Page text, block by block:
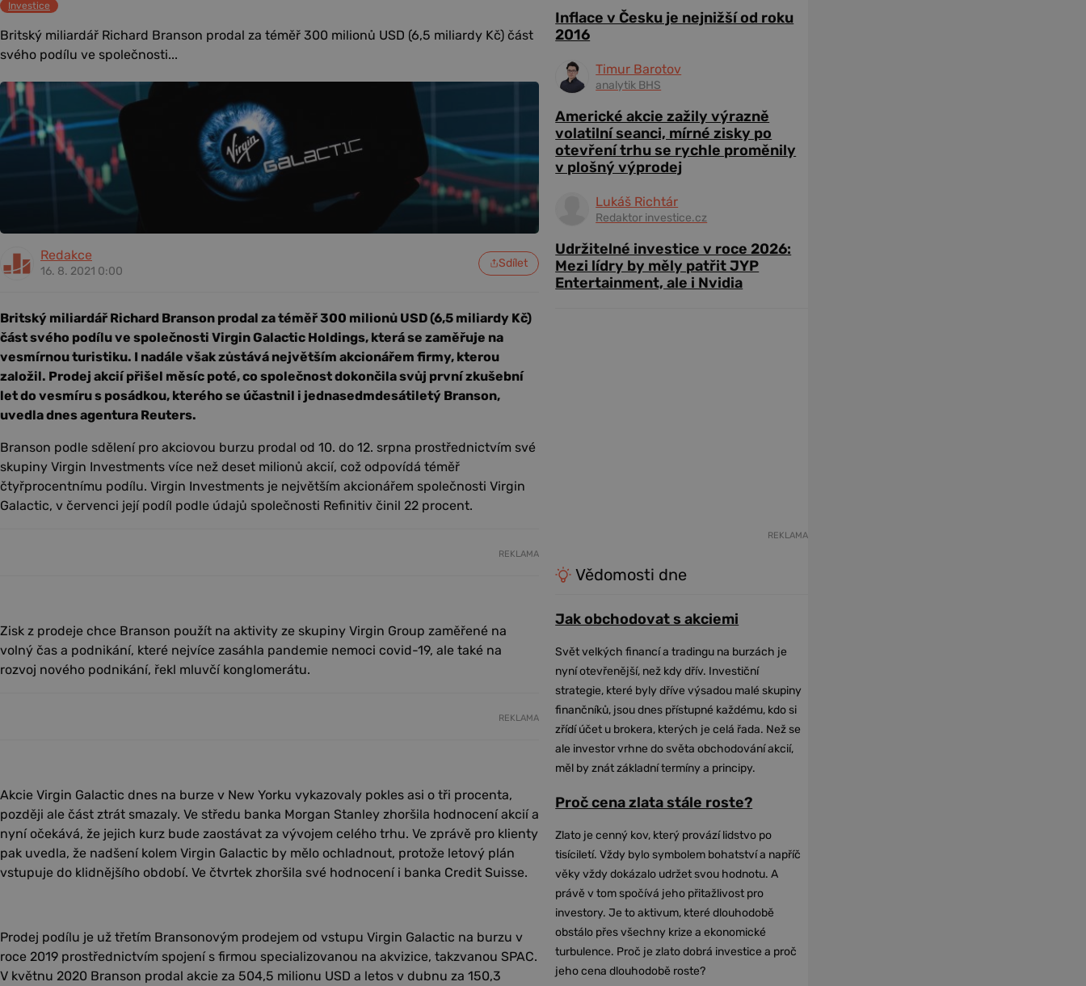
Investice
Britský miliardář Richard Branson prodal za téměř 300 milionů USD (6,5 miliardy Kč) část
svého podílu ve společnosti...
Redakce
16. 8. 2021 0:00
Sdílet
Britský miliardář Richard Branson prodal za téměř 300 milionů USD (6,5 miliardy Kč)
část svého podílu ve společnosti Virgin Galactic Holdings, která se zaměřuje na
vesmírnou turistiku. I nadále však zůstává největším akcionářem firmy, kterou
založil. Prodej akcií přišel měsíc poté, co společnost dokončila svůj první zkušební
let do vesmíru s posádkou, kterého se účastnil i jednasedmdesátiletý Branson,
uvedla dnes agentura Reuters.
Branson podle sdělení pro akciovou burzu prodal od 10. do 12. srpna prostřednictvím své
skupiny Virgin Investments více než deset milionů akcií, což odpovídá téměř
čtyřprocentnímu podílu. Virgin Investments je největším akcionářem společnosti Virgin
Galactic, v červenci její podíl podle údajů společnosti Refinitiv činil 22 procent.
REKLAMA
Zisk z prodeje chce Branson použít na aktivity ze skupiny Virgin Group zaměřené na
volný čas a podnikání, které nejvíce zasáhla pandemie nemoci covid-19, ale také na
rozvoj nového podnikání, řekl mluvčí konglomerátu.
REKLAMA
Akcie Virgin Galactic dnes na burze v New Yorku vykazovaly pokles asi o tři procenta,
později ale část ztrát smazaly. Ve středu banka Morgan Stanley zhoršila hodnocení akcií a
nyní očekává, že jejich kurz bude zaostávat za vývojem celého trhu. Ve zprávě pro klienty
pak uvedla, že nadšení kolem Virgin Galactic by mělo ochladnout, protože letový plán
vstupuje do klidnějšího období. Ve čtvrtek zhoršila své hodnocení i banka Credit Suisse.
Prodej podílu je už třetím Bransonovým prodejem od vstupu Virgin Galactic na burzu v
roce 2019 prostřednictvím spojení s firmou specializovanou na akvizice, takzvanou SPAC.
V květnu 2020 Branson prodal akcie za 504,5 milionu USD a letos v dubnu za 150,3
Inflace v Česku je nejnižší od roku
2016
Timur Barotov
analytik BHS
Americké akcie zažily výrazně
volatilní seanci, mírné zisky po
otevření trhu se rychle proměnily
v plošný výprodej
Lukáš Richtár
Redaktor investice.cz
Udržitelné investice v roce 2026:
Mezi lídry by měly patřit JYP
Entertainment, ale i Nvidia
REKLAMA
Vědomosti dne
Jak obchodovat s akciemi
Svět velkých financí a tradingu na burzách je
nyní otevřenější, než kdy dřív. Investiční
strategie, které byly dříve výsadou malé skupiny
finančníků, jsou dnes přístupné každému, kdo si
zřídí účet u brokera, kterých je celá řada. Než se
ale investor vrhne do světa obchodování akcií,
měl by znát základní termíny a principy.
Proč cena zlata stále roste?
Zlato je cenný kov, který provází lidstvo po
tisíciletí. Vždy bylo symbolem bohatství a napříč
věky vždy dokázalo udržet svou hodnotu. A
právě v tom spočívá jeho přitažlivost pro
investory. Je to aktivum, které dlouhodobě
obstálo přes všechny krize a ekonomické
turbulence. Proč je zlato dobrá investice a proč
jeho cena dlouhodobě roste?